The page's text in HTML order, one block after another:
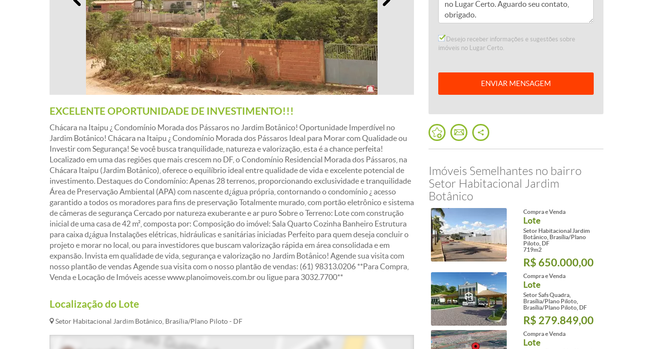
EXCELENTE OPORTUNIDADE DE INVESTIMENTO!!!
Chácara na Itaipu ¿ Condomínio Morada dos Pássaros no Jardim Botânico! Oportunidade Imperdível no
Jardim Botânico! Chácara na Itaipu ¿ Condomínio Morada dos Pássaros Ideal para Morar com Qualidade ou
Investir com Segurança! Se você busca tranquilidade, natureza e valorização, esta é a chance perfeita!
Localizado em uma das regiões que mais crescem no DF, o Condomínio Residencial Morada dos Pássaros, na
Chácara Itaipu (Jardim Botânico), oferece o equilíbrio ideal entre qualidade de vida e excelente potencial de
investimento. Destaques do Condomínio: Apenas 28 terrenos, proporcionando exclusividade e tranquilidade
Área de Preservação Ambiental (APA) com nascente d¿água própria, contornando o condomínio ¿ acesso
garantido a todos os moradores para fins de preservação Totalmente murado, com portão eletrônico e sistema
de câmeras de segurança Cercado por natureza exuberante e ar puro Sobre o Terreno: Lote com construção
inicial de uma casa de 42 m², composta por: Composição do imóvel: Sala Quarto Cozinha Banheiro Estrutura
para caixa d¿água Instalações elétricas, hidráulicas e sanitárias iniciadas Perfeito para quem deseja concluir o
projeto e morar no local, ou para investidores que buscam valorização rápida em área consolidada e em
expansão. Invista em qualidade de vida, segurança e valorização no Jardim Botânico! Agende sua visita com
nosso plantão de vendas Agende sua visita com o nosso plantão de vendas: (61) 98313.0206 **Para Compra,
Venda e Locação de Imóveis acesse www.planoimoveis.com.br ou ligue para 3032.7700**
Localização do Lote
Setor Habitacional Jardim Botânico, Brasília/Plano Piloto - DF
Desejo receber informações e sugestões sobre
imóveis no Lugar Certo.
ENVIAR MENSAGEM
Imóveis Semelhantes no bairro
Setor Habitacional Jardim
Botânico
Compra e Venda
Lote
Setor Habitacional Jardim
Botânico, Brasília/Plano
Piloto, DF
719m2
R$ 650.000,00
Compra e Venda
Lote
Setor Safs Quadra,
Brasília/Plano Piloto,
Brasília/Plano Piloto, DF
R$ 279.849,00
Compra e Venda
Lote